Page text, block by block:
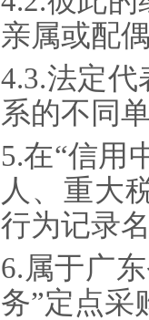
亲属或配
4.3.法定
系的不同
5.在“信用
人、重大
行为记录
6.属于广
务”定点采